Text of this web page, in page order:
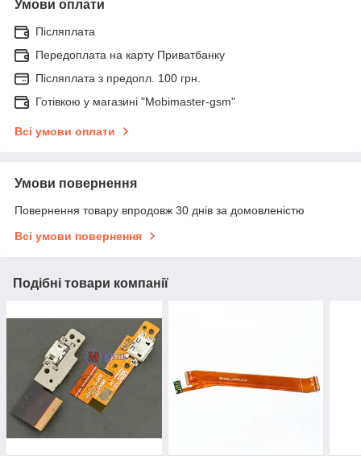
Умови оплати
Післяплата
Передоплата на карту Приватбанку
Післяплата з предопл. 100 грн.
Готівкою у магазині "Mobimaster-gsm"
Всі умови оплати
Умови повернення
Повернення товару впродовж 30 днів за домовленістю
Всі умови повернення
Подібні товари компанії